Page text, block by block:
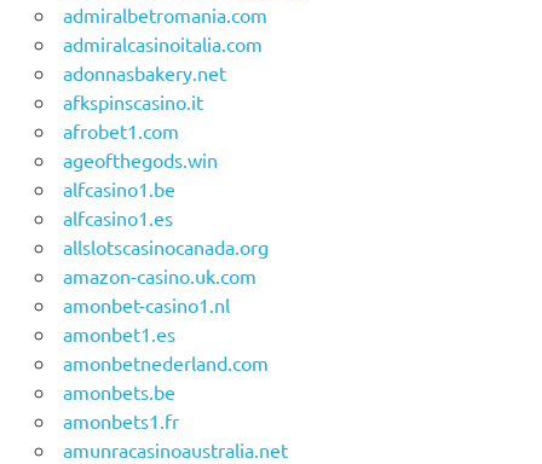
admiralbetromania.com
admiralcasinoitalia.com
adonnasbakery.net
afkspinscasino.it
afrobet1.com
ageofthegods.win
alfcasino1.be
alfcasino1.es
allslotscasinocanada.org
amazon-casino.uk.com
amonbet-casino1.nl
amonbet1.es
amonbetnederland.com
amonbets.be
amonbets1.fr
amunracasinoaustralia.net